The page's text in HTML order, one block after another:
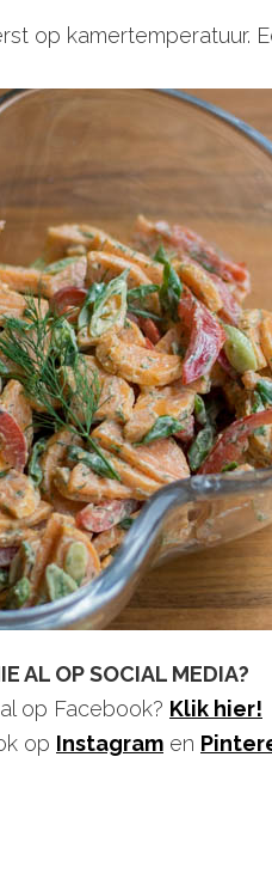
op kamertemperatuur.
AL OP SOCIAL MEDIA?
op Facebook? Klik hier!
op Instagram en